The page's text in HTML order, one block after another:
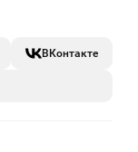
ВКонтакте